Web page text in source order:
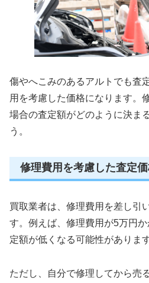
傷やへこみのあるアルトでも査
用を考慮した価格になります。
場合の査定額がどのように決ま
う。
修理費用を考慮した査定
買取業者は、修理費用を差し引
す。例えば、修理費用が5万円
定額が低くなる可能性があります
ただし、自分で修理してから売